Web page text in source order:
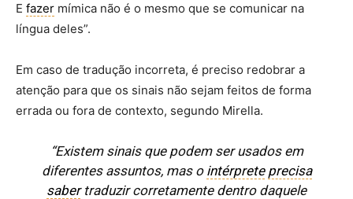
E fazer mímica não é o mesmo que se comunicar na
língua deles”.
Em caso de tradução incorreta, é preciso redobrar a
atenção para que os sinais não sejam feitos de forma
errada ou fora de contexto, segundo Mirella.
“Existem sinais que podem ser usados em
diferentes assuntos, mas o intérprete precisa
sabertraduzir corretamente dentro daquele